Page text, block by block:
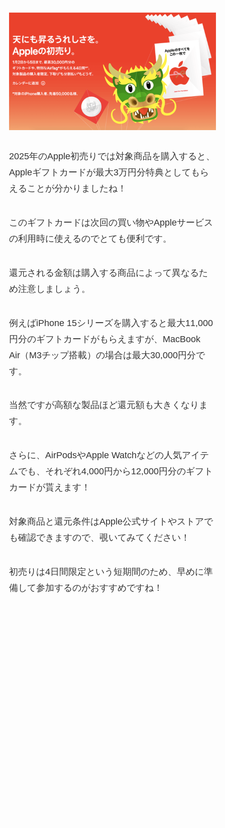
2025年のApple初売りでは対象商品を購入すると、
Appleギフトカードが最大3万円分特典としてもら
えることが分かりましたね！
このギフトカードは次回の買い物やAppleサービス
の利用時に使えるのでとても便利です。
還元される金額は購入する商品によって異なるた
め注意しましょう。
例えばiPhone 15シリーズを購入すると最大11,000
円分のギフトカードがもらえますが、MacBook
Air（M3チップ搭載）の場合は最大30,000円分で
す。
当然ですが高額な製品ほど還元額も大きくなりま
す。
さらに、AirPodsやApple Watchなどの人気アイテ
ムでも、それぞれ4,000円から12,000円分のギフト
カードが貰えます！
対象商品と還元条件はApple公式サイトやストアで
も確認できますので、覗いてみてください！
初売りは4日間限定という短期間のため、早めに準
備して参加するのがおすすめですね！